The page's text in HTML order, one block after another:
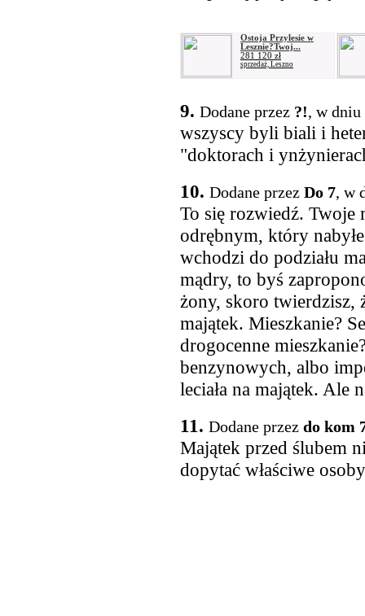
Ostoja Przylesie w
Lesznie?Twoj...
281 120 zł
sprzedaż, Leszno
9. Dodane przez ?!, w dniu
wszyscy byli biali i
"doktorach i
10. Dodane przez Do 7, w
To się rozwiedź. Twoje
odrębnym, który
wchodzi do podziału
mądry, to byś
żony, skoro twierdzisz,
majątek. Mieszkanie?
drogocenne
benzynowych, albo
leciała na majątek. Ale
11. Dodane przez do kom
Majątek przed ślubem
dopytać właściwe